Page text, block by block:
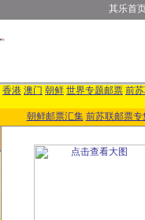
其乐首
香港 澳门 朝鲜 世界专题邮票 前
朝鲜邮票汇集 前苏联邮票专